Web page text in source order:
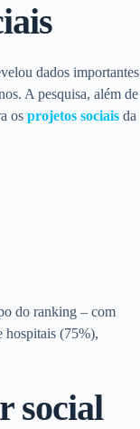
dados importantes
A pesquisa, além de
os projetos sociais da
do ranking – com
hospitais (75%),
social